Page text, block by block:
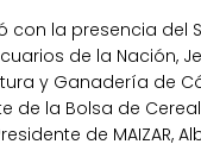
con la presencia del
de la Nación,
y Ganadería de
de la Bolsa de
de MAIZAR,